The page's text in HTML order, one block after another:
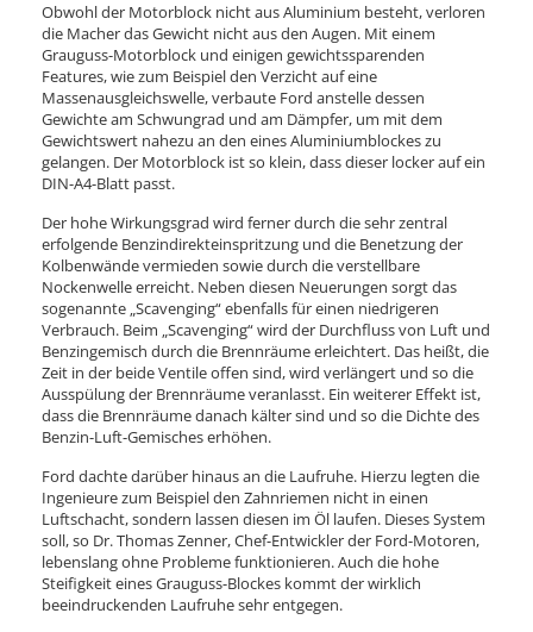
Obwohl der Motorblock nicht aus Aluminium besteht, verloren
die Macher das Gewicht nicht aus den Augen. Mit einem
Grauguss-Motorblock und einigen gewichtssparenden
Features, wie zum Beispiel den Verzicht auf eine
Massenausgleichswelle, verbaute Ford anstelle dessen
Gewichte am Schwungrad und am Dämpfer, um mit dem
Gewichtswert nahezu an den eines Aluminiumblockes zu
gelangen. Der Motorblock ist so klein, dass dieser locker auf ein
DIN-A4-Blatt passt.
Der hohe Wirkungsgrad wird ferner durch die sehr zentral
erfolgende Benzindirekteinspritzung und die Benetzung der
Kolbenwände vermieden sowie durch die verstellbare
Nockenwelle erreicht. Neben diesen Neuerungen sorgt das
sogenannte „Scavenging“ ebenfalls für einen niedrigeren
Verbrauch. Beim „Scavenging“ wird der Durchfluss von Luft und
Benzingemisch durch die Brennräume erleichtert. Das heißt, die
Zeit in der beide Ventile offen sind, wird verlängert und so die
Ausspülung der Brennräume veranlasst. Ein weiterer Effekt ist,
dass die Brennräume danach kälter sind und so die Dichte des
Benzin-Luft-Gemisches erhöhen.
Ford dachte darüber hinaus an die Laufruhe. Hierzu legten die
Ingenieure zum Beispiel den Zahnriemen nicht in einen
Luftschacht, sondern lassen diesen im Öl laufen. Dieses System
soll, so Dr. Thomas Zenner, Chef-Entwickler der Ford-Motoren,
lebenslang ohne Probleme funktionieren. Auch die hohe
Steifigkeit eines Grauguss-Blockes kommt der wirklich
beeindruckenden Laufruhe sehr entgegen.